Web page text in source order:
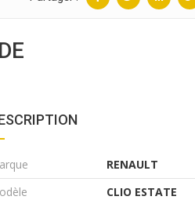
RENAULT
CLIO ESTATE